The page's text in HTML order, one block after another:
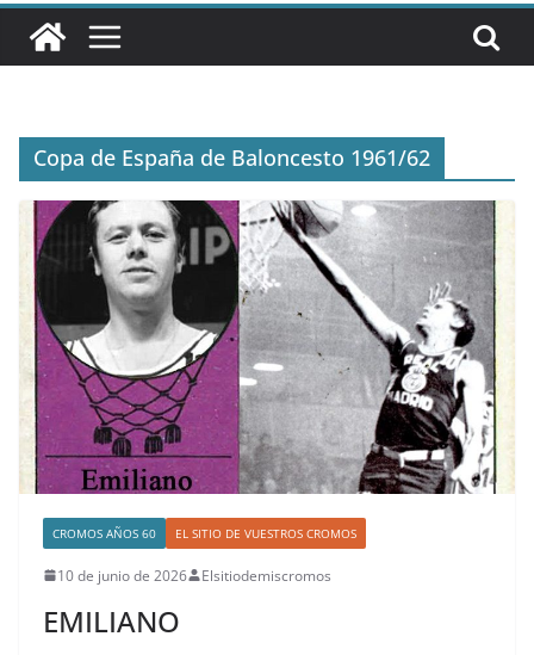
Copa de España de Baloncesto 1961/62
CROMOS AÑOS 60 EL SITIO DE VUESTROS CROMOS
10 de junio de 2026 Elsitiodemiscromos
EMILIANO